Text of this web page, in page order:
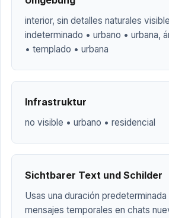
interior, sin detalles naturales
indeterminado • urbano • urbana,
• templado • urbana
Infrastruktur
no visible • urbano • residencial
Sichtbarer Text und Schilder
Usas una duración predeterminada
mensajes temporales en chats